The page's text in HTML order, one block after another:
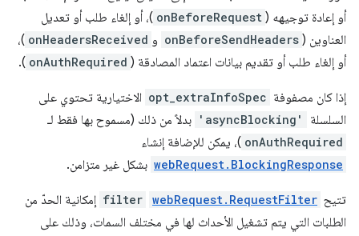
أو إعادة توجيهه ( onBeforeRequest )، أو إلغاء طلب أو تعديل
العناوين ( onBeforeSendHeaders و onHeadersReceived )،
أو إلغاء طلب أو تقديم بيانات اعتماد المصادقة ( onAuthRequired
).
إذا كان مصفوفة opt_extraInfoSpec الاختيارية تحتوي على
السلسلة
'asyncBlocking' بدلاً من ذلك (مسموح بها فقط لـ
onAuthRequired )، يمكن للإضافة إنشاء
webRequest.BlockingResponse بشكل غير متزامن.
تتيح webRequest.RequestFilter
filter إمكانية الحدّ من
الطلبات التي يتم تشغيل الأحداث لها في مختلف السمات، وذلك على